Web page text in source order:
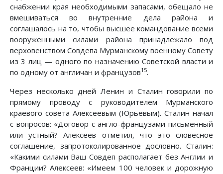
снабжении края необходимыми запасами, обещало не
вмешиваться во внутренние дела района и
соглашалось на то, чтобы высшее командование всеми
вооруженными силами района принадлежало под
верховенством Совдепа Мурманскому военному Совету
из 3 лиц — одного по назначению Советской власти и
по одному от англичан и французов15.
Через несколько дней Ленин и Сталин говорили по
прямому проводу с руководителем Мурманского
краевого совета Алексеевым (Юрьевым). Сталин начал
с вопросов: «Договор с англо-французами письменный
или устный? Алексеев отметил, что это словесное
соглашение, запротоколированное дословно. Сталин:
«Какими силами Ваш Совдеп располагает без Англии и
Франции? Алексеев: «Имеем 100 человек и дорожную